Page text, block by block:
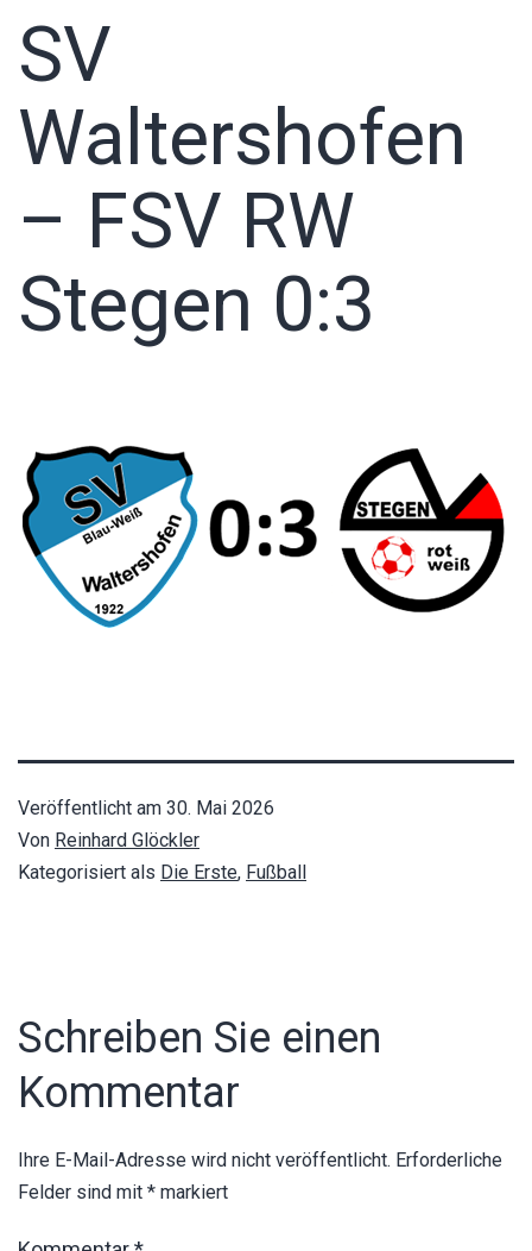
SV
Waltershofen
– FSV RW
Stegen 0:3
Veröffentlicht am 30. Mai 2026
Von Reinhard Glöckler
Kategorisiert als Die Erste, Fußball
Schreiben Sie einen
Kommentar
Ihre E-Mail-Adresse wird nicht veröffentlicht. Erforderliche
Felder sind mit * markiert